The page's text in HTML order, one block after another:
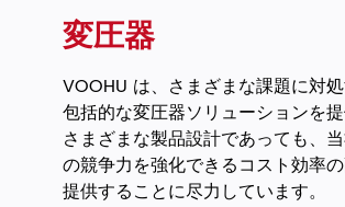
変圧器
VOOHU は、さまざまな課題に対
包括的な変圧器ソリューションを提
さまざまな製品設計であっても、
の競争力を強化できるコスト効率
提供することに尽力しています。